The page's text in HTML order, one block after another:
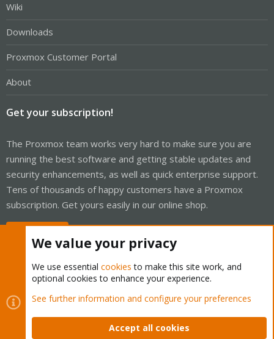
Wiki
Downloads
Proxmox Customer Portal
About
Get your subscription!
The Proxmox team works very hard to make sure you are
running the best software and getting stable updates and
security enhancements, as well as quick enterprise support.
Tens of thousands of happy customers have a Proxmox
subscription. Get yours easily in our online shop.
Cookies
Proxmox Support Forum - Light Mode
Contact us
Terms and rules Privacy policy Help Home
We value your privacy
We use essential cookies to make this site work, and
optional cookies to enhance your experience.
See further information and configure your preferences
Accept all cookies